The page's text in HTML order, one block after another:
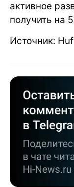
активное
получить на
Источник: